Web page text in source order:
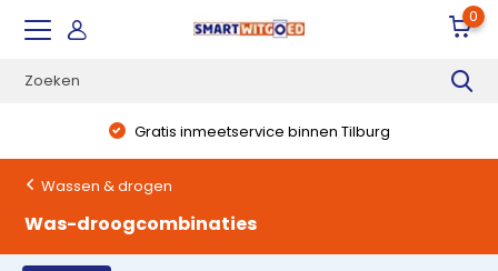
0
Gratis inmeetservice binnen Tilburg
Wassen & drogen
Was-droogcombinaties